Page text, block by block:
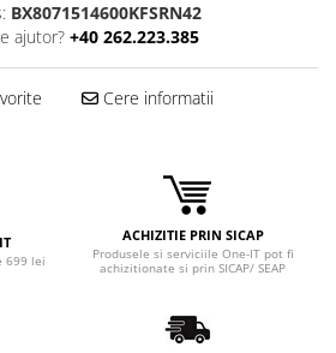
BX8071514600KFSRN42
ajutor? +40 262.223.385
Cere informatii
699 lei
ACHIZITIE PRIN SICAP
Produsele si serviciile One-IT pot fi
achizitionate si prin SICAP/ SEAP